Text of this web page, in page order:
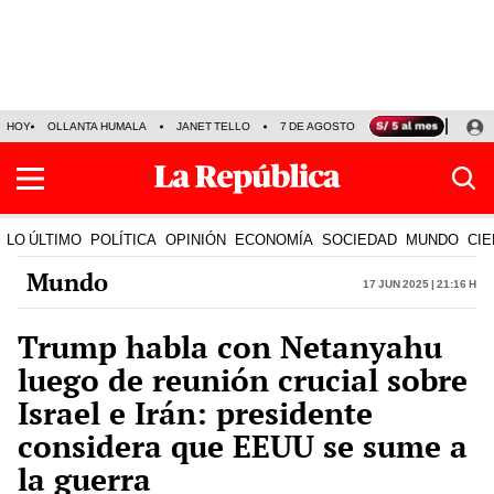
HOY OLLANTA HUMALA JANET TELLO 7 DE AGOSTO TINKA RESULTADOS
LO ÚLTIMO POLÍTICA OPINIÓN ECONOMÍA SOCIEDAD MUNDO
Mundo 17 Jun 2025 | 21:16 h
Trump habla con Netanyahu
luego de reunión crucial sobre
Israel e Irán: presidente
considera que EEUU se sume a
la guerra